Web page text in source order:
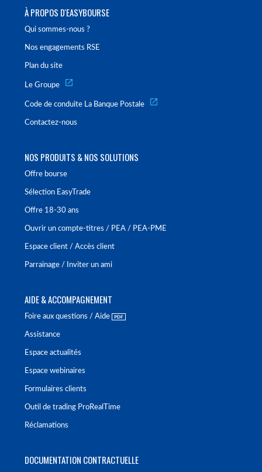
À PROPOS D'EASYBOURSE
Qui sommes-nous ?
Nos engagements RSE
Plan du site
Le Groupe
Code de conduite La Banque Postale
Contactez-nous
NOS PRODUITS & NOS SOLUTIONS
Offre bourse
Sélection EasyTrade
Offre 18-30 ans
Ouvrir un compte-titres / PEA / PEA-PME
Espace client / Accès client
Parrainage / Inviter un ami
AIDE & ACCOMPAGNEMENT
Foire aux questions / Aide
Assistance
Espace actualités
Espace webinaires
Formulaires clients
Outil de trading ProRealTime
Réclamations
DOCUMENTATION CONTRACTUELLE